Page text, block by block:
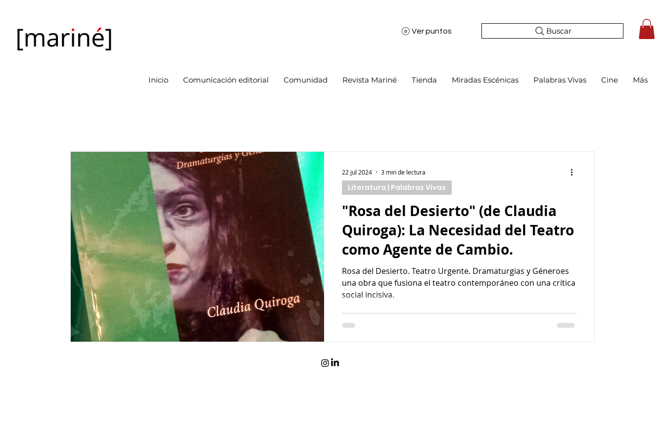
Ver puntos Buscar
Inicio Comunicación editorial Comunidad Revista Mariné Tienda Miradas Escénicas Palabras Vivas Cine Más
"Rosa del Desierto" (de Claudia
Quiroga): La Necesidad del Teatro
como Agente de Cambio.
Rosa del Desierto. Teatro Urgente. Dramaturgias y Géneroes
una obra que fusiona el teatro contemporáneo con una crítica
social incisiva.
Literatura | Palabras Vivas
22 jul 2024 3 min de lectura